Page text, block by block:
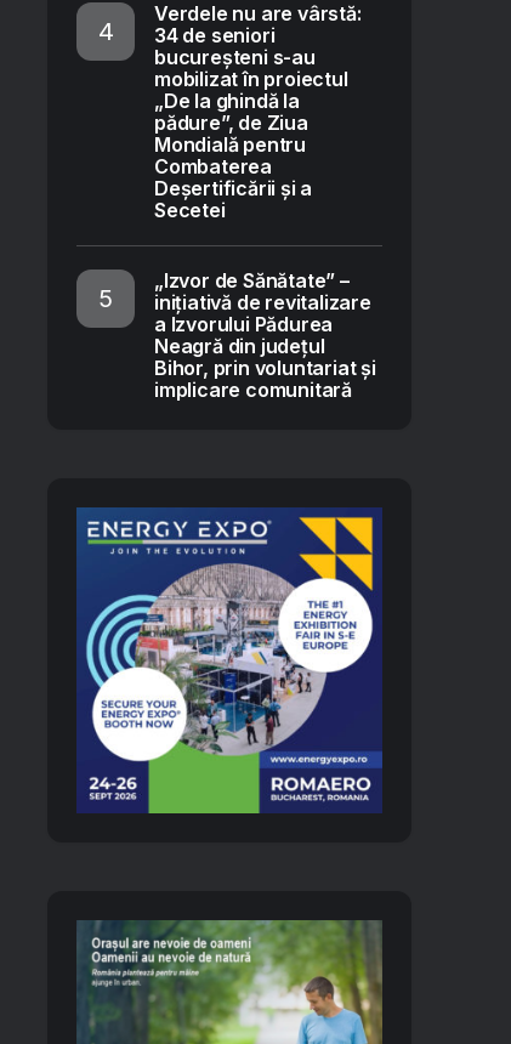
Verdele nu are vârstă:
34 de seniori
bucureșteni s-au
mobilizat în proiectul
„De la ghindă la
pădure”, de Ziua
Mondială pentru
Combaterea
Deșertificării și a
Secetei
„Izvor de Sănătate” –
inițiativă de revitalizare
a Izvorului Pădurea
Neagră din județul
Bihor, prin voluntariat și
implicare comunitară